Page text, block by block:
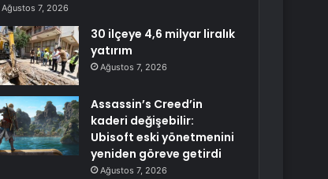
Ağustos 7, 2026
30 ilçeye 4,6 milyar liralık
yatırım
Ağustos 7, 2026
Assassin’s Creed’in
kaderi değişebilir:
Ubisoft eski yönetmenini
yeniden göreve getirdi
Ağustos 7, 2026